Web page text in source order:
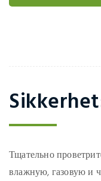
Тщательно
влажную, газовую и